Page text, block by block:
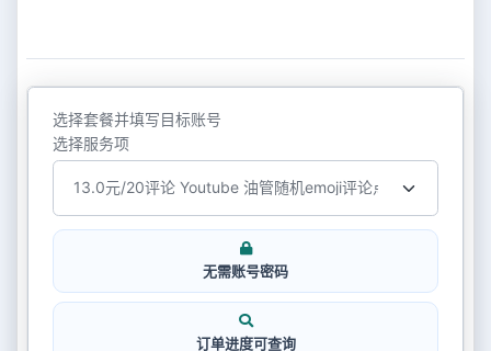
选择套餐并填写目标账号
选择服务项
无需账号密码
订单进度可查询